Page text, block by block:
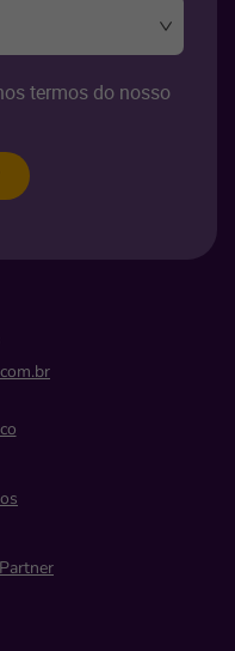
termos do nosso